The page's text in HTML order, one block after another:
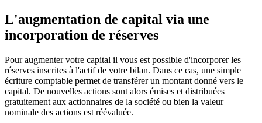
L'augmentation de capital via une
incorporation de réserves
Pour augmenter votre capital il vous est possible d'incorporer les
réserves inscrites à l'actif de votre bilan. Dans ce cas, une simple
écriture comptable permet de transférer un montant donné vers le
capital. De nouvelles actions sont alors émises et distribuées
gratuitement aux actionnaires de la société ou bien la valeur
nominale des actions est réévaluée.